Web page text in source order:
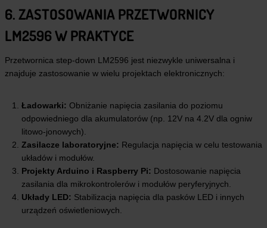
6. ZASTOSOWANIA PRZETWORNICY
LM2596 W PRAKTYCE
Przetwornica step-down LM2596 jest niezwykle uniwersalna i
znajduje zastosowanie w wielu projektach elektronicznych:
Ładowarki: Obniżanie napięcia zasilania do poziomu
odpowiedniego dla akumulatorów (np. 12V na 4.2V dla ogniw
litowo-jonowych).
Zasilacze laboratoryjne: Regulacja napięcia w celu testowania
układów i modułów.
Projekty Arduino i Raspberry Pi: Dostosowanie napięcia
zasilania dla mikrokontrolerów i modułów peryferyjnych.
Układy LED: Stabilizacja napięcia dla pasków LED i innych
urządzeń oświetleniowych.